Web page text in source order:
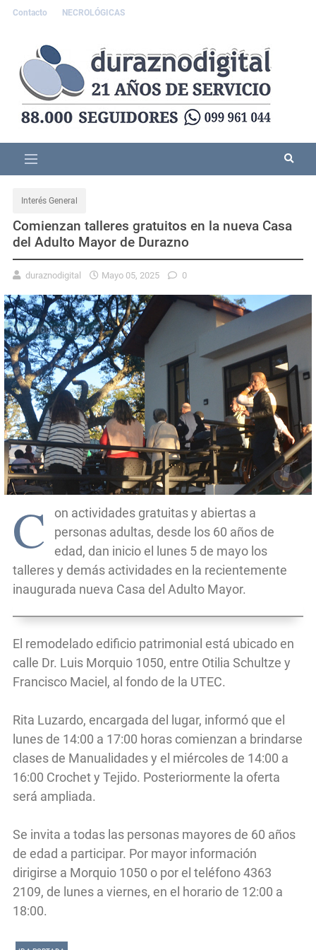
Contacto NECROLÓGICAS
Interés General
Comienzan talleres gratuitos en la nueva Casa
del Adulto Mayor de Durazno
duraznodigital Mayo 05, 2025 0
C
on actividades gratuitas y abiertas a
personas adultas, desde los 60 años de
edad, dan inicio el lunes 5 de mayo los
talleres y demás actividades en la recientemente
inaugurada nueva Casa del Adulto Mayor.
El remodelado edificio patrimonial está ubicado en
calle Dr. Luis Morquio 1050, entre Otilia Schultze y
Francisco Maciel, al fondo de la UTEC.
Rita Luzardo, encargada del lugar, informó que el
lunes de 14:00 a 17:00 horas comienzan a brindarse
clases de Manualidades y el miércoles de 14:00 a
16:00 Crochet y Tejido. Posteriormente la oferta
será ampliada.
Se invita a todas las personas mayores de 60 años
de edad a participar. Por mayor información
dirigirse a Morquio 1050 o por el teléfono 4363
2109, de lunes a viernes, en el horario de 12:00 a
18:00.